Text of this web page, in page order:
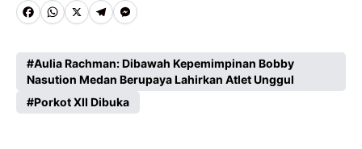
F
c
e
b
W
a
t
s
X T
l
e
g
M
s
s
e
Aulia Rachman: Dibawah Kepemimpinan Bobby
Nasution Medan Berupaya Lahirkan Atlet Unggul
Porkot XII Dibuka